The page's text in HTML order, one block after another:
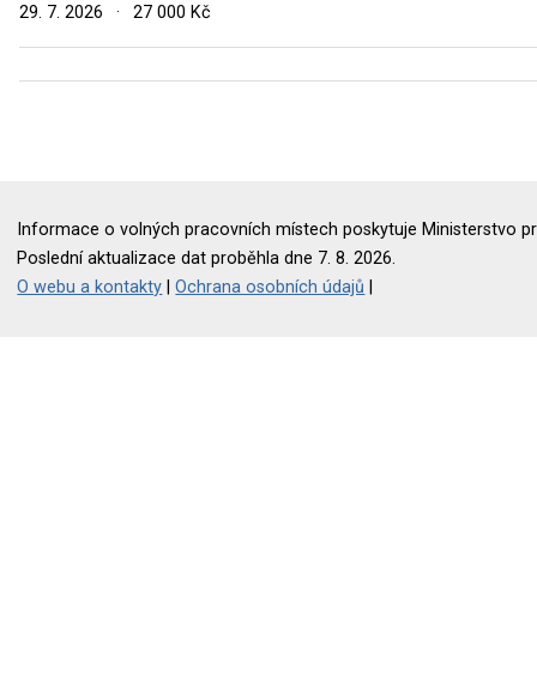
29. 7. 2026
· 27 000 Kč
Informace o volných pracovních místech poskytuje Ministerstvo
Poslední aktualizace dat proběhla dne 7. 8. 2026.
O webu a kontakty |Ochrana osobních údajů